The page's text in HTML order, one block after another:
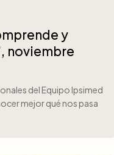
y
noviembre
del Equipo Ipsimed
mejor qué nos pasa